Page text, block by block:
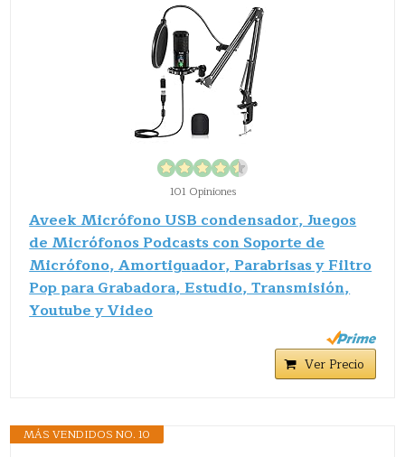
101 Opiniones
Aveek Micrófono USB condensador, Juegos
de Micrófonos Podcasts con Soporte de
Micrófono, Amortiguador, Parabrisas y Filtro
Pop para Grabadora, Estudio, Transmisión,
Youtube y Video
Ver Precio
MÁS VENDIDOS NO. 10